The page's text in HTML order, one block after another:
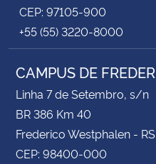
CEP: 97105-900
+55 (55) 3220-8000
CAMPUS DE
Linha 7 de Setembro, s/n
BR 386 Km 40
Frederico Westphalen - RS
CEP: 98400-000